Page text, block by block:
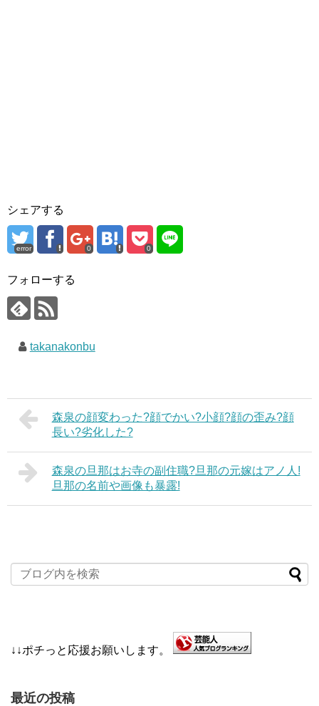
シェアする
error 0 0
フォローする
takanakonbu
森泉の顔変わった?顔でかい?小顔?顔の歪み?顔
長い?劣化した?
森泉の旦那はお寺の副住職?旦那の元嫁はアノ人!
旦那の名前や画像も暴露!
↓↓ポチっと応援お願いします。
最近の投稿